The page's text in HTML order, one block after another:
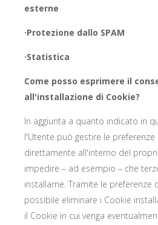
esterne
·Protezione dallo SPAM
·Statistica
Come posso esprimere il
all'installazione di Cookie?
In aggiunta a quanto indicato in
l'Utente può gestire le preferenze
direttamente all'interno del
impedire – ad esempio – che
installarne. Tramite le preferenze
possibile eliminare i Cookie
il Cookie in cui venga